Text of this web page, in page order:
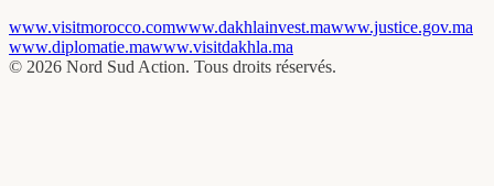
www.visitmorocco.comwww.dakhlainvest.mawww.justice.gov.ma
www.diplomatie.mawww.visitdakhla.ma
© 2026 Nord Sud Action. Tous droits réservés.